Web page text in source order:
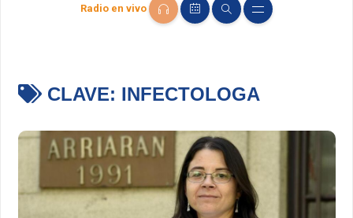
Radio en vivo
CLAVE: INFECTOLOGA